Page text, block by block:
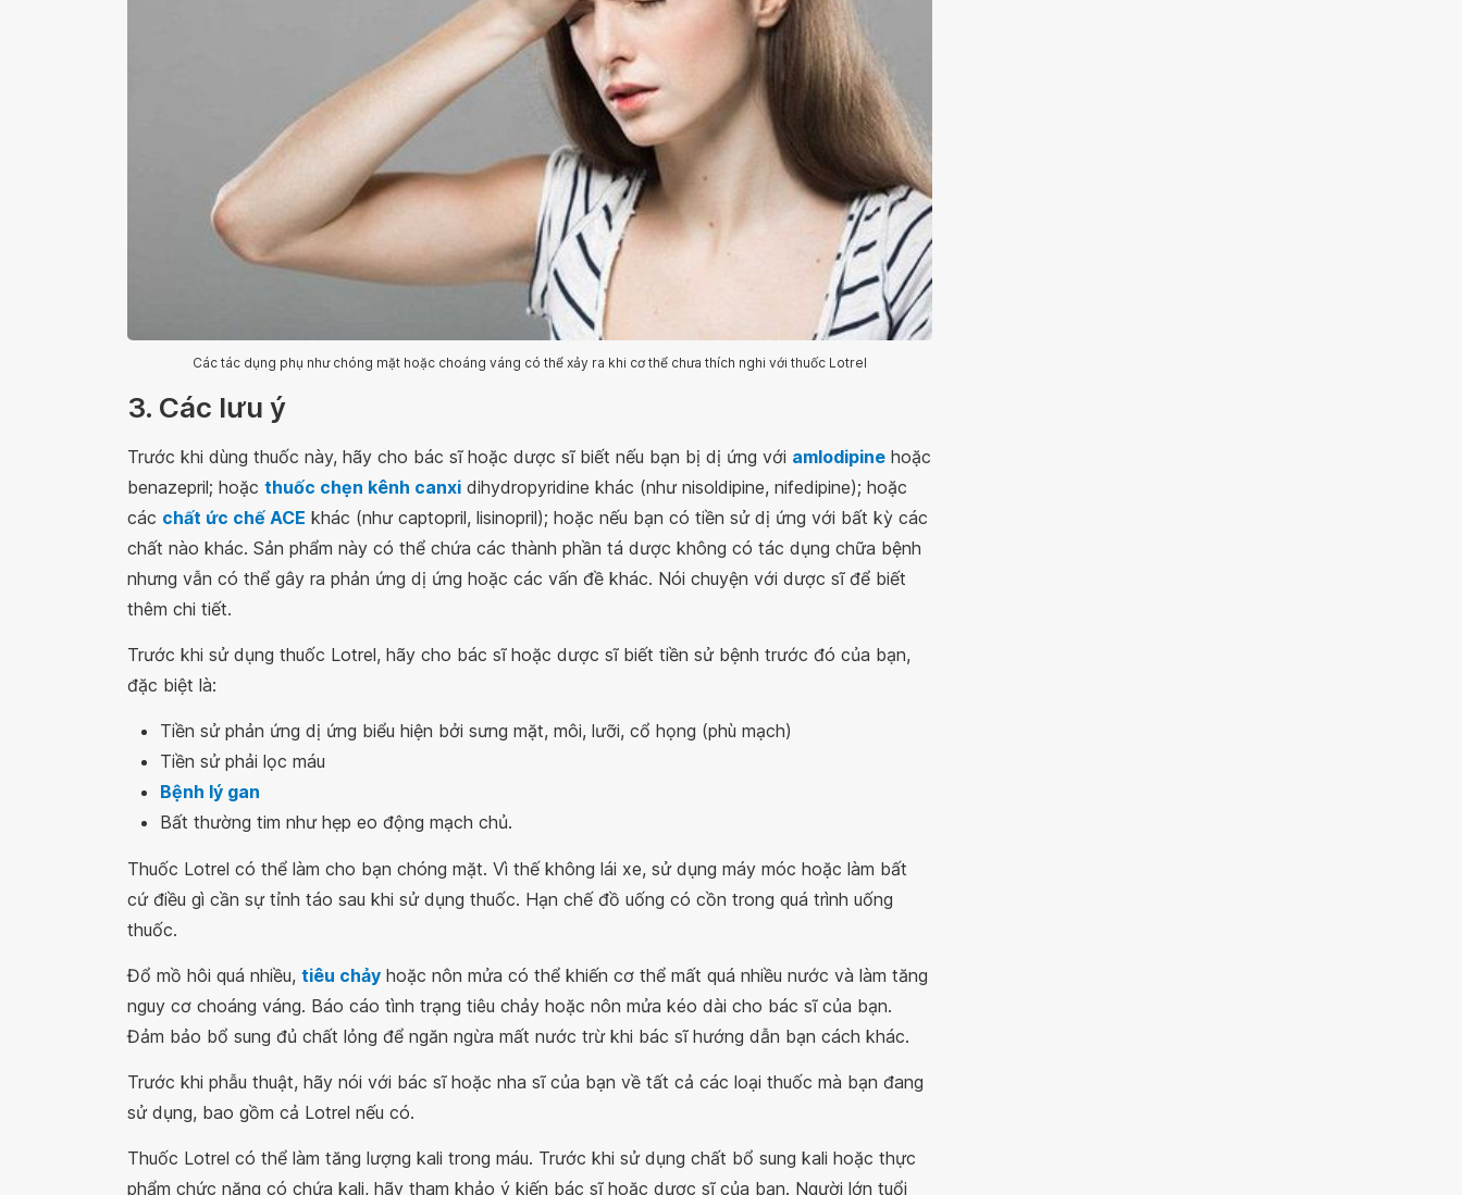
Các tác dụng phụ như chóng mặt hoặc choáng váng có thể xảy ra khi cơ thể chưa thích nghi với thuốc Lotrel
3. Các lưu ý
Trước khi dùng thuốc này, hãy cho bác sĩ hoặc dược sĩ biết nếu bạn bị dị ứng với amlodipine hoặc
benazepril; hoặc thuốc chẹn kênh canxi dihydropyridine khác (như nisoldipine, nifedipine); hoặc
các chất ức chế ACE khác (như captopril, lisinopril); hoặc nếu bạn có tiền sử dị ứng với bất kỳ các
chất nào khác. Sản phẩm này có thể chứa các thành phần tá dược không có tác dụng chữa bệnh
nhưng vẫn có thể gây ra phản ứng dị ứng hoặc các vấn đề khác. Nói chuyện với dược sĩ để biết
thêm chi tiết.
Trước khi sử dụng thuốc Lotrel, hãy cho bác sĩ hoặc dược sĩ biết tiền sử bệnh trước đó của bạn,
đặc biệt là:
Tiền sử phản ứng dị ứng biểu hiện bởi sưng mặt, môi, lưỡi, cổ họng (phù mạch)
Tiền sử phải lọc máu
Bệnh lý gan
Bất thường tim như hẹp eo động mạch chủ.
Thuốc Lotrel có thể làm cho bạn chóng mặt. Vì thế không lái xe, sử dụng máy móc hoặc làm bất
cứ điều gì cần sự tỉnh táo sau khi sử dụng thuốc. Hạn chế đồ uống có cồn trong quá trình uống
thuốc.
Đổ mồ hôi quá nhiều, tiêu chảy hoặc nôn mửa có thể khiến cơ thể mất quá nhiều nước và làm tăng
nguy cơ choáng váng. Báo cáo tình trạng tiêu chảy hoặc nôn mửa kéo dài cho bác sĩ của bạn.
Đảm bảo bổ sung đủ chất lỏng để ngăn ngừa mất nước trừ khi bác sĩ hướng dẫn bạn cách khác.
Trước khi phẫu thuật, hãy nói với bác sĩ hoặc nha sĩ của bạn về tất cả các loại thuốc mà bạn đang
sử dụng, bao gồm cả Lotrel nếu có.
Thuốc Lotrel có thể làm tăng lượng kali trong máu. Trước khi sử dụng chất bổ sung kali hoặc thực
phẩm chức năng có chứa kali, hãy tham khảo ý kiến ​​bác sĩ hoặc dược sĩ của bạn. Người lớn tuổi